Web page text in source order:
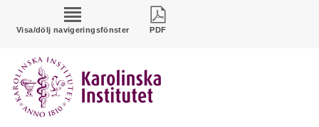
Visa/dölj navigeringsfönster PDF